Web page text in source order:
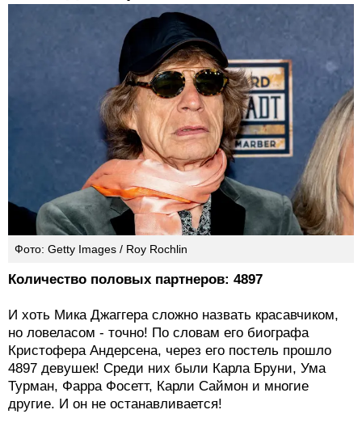
Фото: Getty Images / Roy Rochlin
Количество половых партнеров: 4897
И хоть Мика Джаггера сложно назвать красавчиком,
но ловеласом - точно! По словам его биографа
Кристофера Андерсена, через его постель прошло
4897 девушек! Среди них были Карла Бруни, Ума
Турман, Фарра Фосетт, Карли Саймон и многие
другие. И он не останавливается!